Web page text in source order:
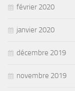
février 2020
janvier 2020
décembre 2019
novembre 2019